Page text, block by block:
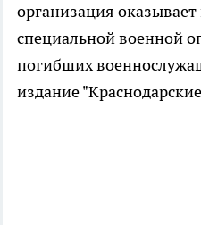
организация
специальной военной
погибших
издание